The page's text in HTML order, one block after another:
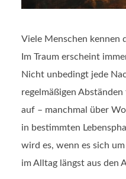
Viele Menschen kennen
Im Traum erscheint
Nicht unbedingt jede
regelmäßigen
auf – manchmal über
in bestimmten
wird es, wenn es sich
im Alltag längst aus den